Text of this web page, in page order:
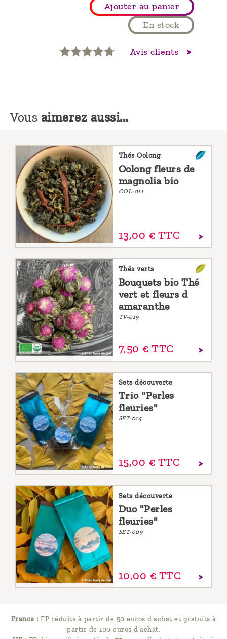
Ajouter au panier
En stock
Avis clients
Vous aimerez aussi...
Thés Oolong
Oolong fleurs de
magnolia bio
OOL-011
13,00 € TTC
Thés verts
Bouquets bio Thé
vert et fleurs d
amaranthe
TV-019
7,50 € TTC
Sets découverte
Trio "Perles
fleuries"
SET-014
15,00 € TTC
Sets découverte
Duo "Perles
fleuries"
SET-009
10,00 € TTC
France : FP réduits à partir de 50 euros d’achat et gratuits à
partir de 100 euros d’achat.